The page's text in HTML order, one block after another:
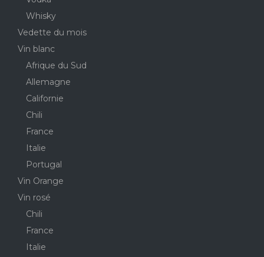
Whisky
Vedette du mois
Vin blanc
Afrique du Sud
Allemagne
Californie
Chili
France
Italie
Portugal
Vin Orange
Vin rosé
Chili
France
Italie